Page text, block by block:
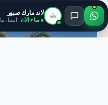
لاند مارك صبور
● متاح الآن · اتصل بنا